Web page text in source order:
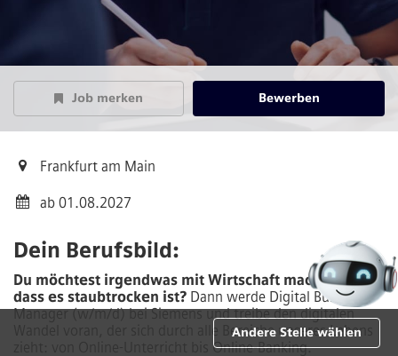
Job merken Bewerben
Frankfurt am Main
ab 01.08.2027
Dein Berufsbild:
Du möchtest irgendwas mit Wirtschaft machen, ohne
dass es staubtrocken ist? Dann werde Digital Business
Manager (w/m/d) bei Siemens und treibe den digitalen
Wandel voran, der sich durch alle Bereiche unseres Lebens
zieht: von Online-Unterricht bis Online-Banking.
Andere Stelle wählen